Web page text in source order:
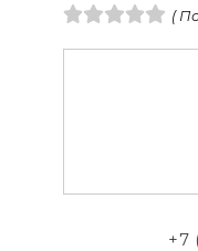
(
+7